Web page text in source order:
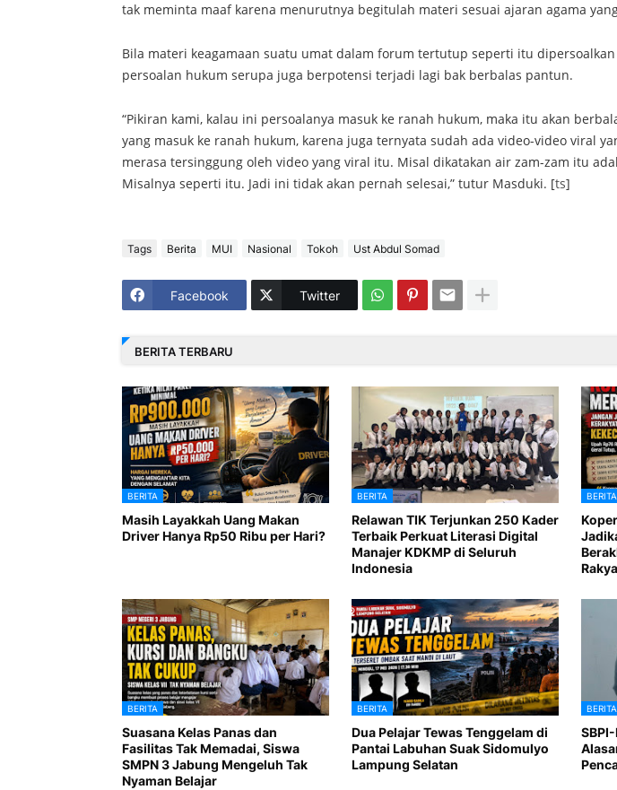
tak meminta maaf karena menurutnya begitulah materi sesuai ajaran agama
Bila materi keagamaan suatu umat dalam forum tertutup seperti itu dipersoalkan
persoalan hukum serupa juga berpotensi terjadi lagi bak berbalas pantun.
“Pikiran kami, kalau ini persoalanya masuk ke ranah hukum, maka itu akan
yang masuk ke ranah hukum, karena juga ternyata sudah ada video-video viral
merasa tersinggung oleh video yang viral itu. Misal dikatakan air zam-zam itu
Misalnya seperti itu. Jadi ini tidak akan pernah selesai,” tutur Masduki. [ts]
Tags Berita MUI Nasional Tokoh Ust Abdul Somad
Facebook Twitter
BERITA TERBARU
BERITA
Masih Layakkah Uang Makan
Driver Hanya Rp50 Ribu per Hari?
BERITA
Relawan TIK Terjunkan 250 Kader
Terbaik Perkuat Literasi Digital
Manajer KDKMP di Seluruh
Indonesia
BERITA
BERITA
Suasana Kelas Panas dan
Fasilitas Tak Memadai, Siswa
SMPN 3 Jabung Mengeluh Tak
Nyaman Belajar
BERITA
Dua Pelajar Tewas Tenggelam di
Pantai Labuhan Suak Sidomulyo
Lampung Selatan
BERITA
SBPI-